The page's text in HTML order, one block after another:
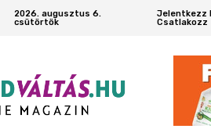
2026. augusztus 6.
csütörtök
Jelentkezz
Csatlakozz